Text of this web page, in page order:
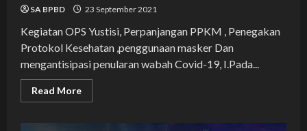
SA BPBD 23 September 2021
Kegiatan OPS Yustisi, Perpanjangan PPKM , Penegakan
Protokol Kesehatan ,penggunaan masker Dan
mengantisipasi penularan wabah Covid-19, I.Pada...
Read MoreRead
more